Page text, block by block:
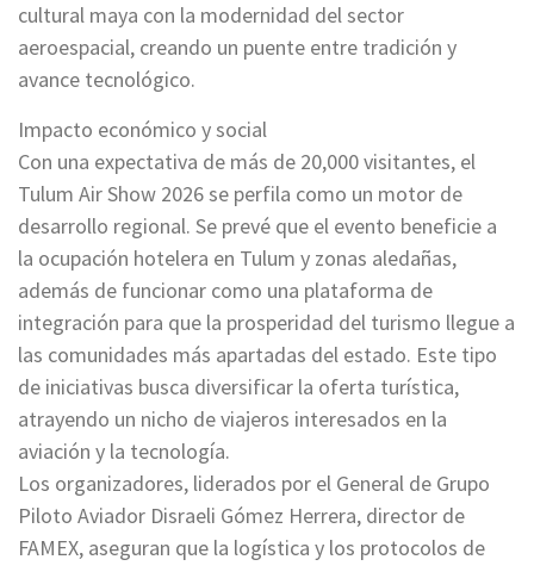
cultural maya con la modernidad del sector
aeroespacial, creando un puente entre tradición y
avance tecnológico.
Impacto económico y social
Con una expectativa de más de 20,000 visitantes, el
Tulum Air Show 2026 se perfila como un motor de
desarrollo regional. Se prevé que el evento beneficie a
la ocupación hotelera en Tulum y zonas aledañas,
además de funcionar como una plataforma de
integración para que la prosperidad del turismo llegue a
las comunidades más apartadas del estado. Este tipo
de iniciativas busca diversificar la oferta turística,
atrayendo un nicho de viajeros interesados en la
aviación y la tecnología.
Los organizadores, liderados por el General de Grupo
Piloto Aviador Disraeli Gómez Herrera, director de
FAMEX, aseguran que la logística y los protocolos de